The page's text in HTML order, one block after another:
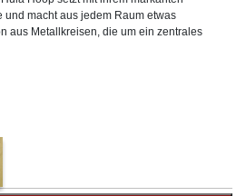
und macht aus jedem Raum etwas
aus Metallkreisen, die um ein zentrales